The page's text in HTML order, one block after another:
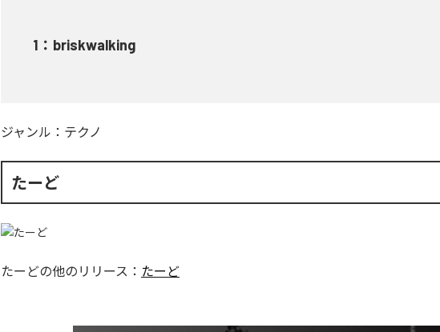
1 ： briskwalking
ジャンル： テクノ
たーど
たーどの他のリリース： たーど